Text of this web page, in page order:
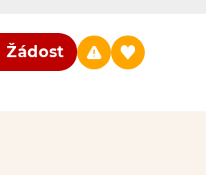
Žádost